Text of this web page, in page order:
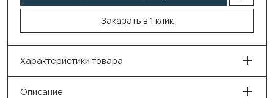
Заказать в 1 клик
Характеристики товара
Описание